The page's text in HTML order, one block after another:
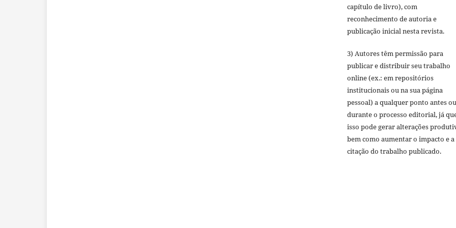
capítulo de livro), com
reconhecimento de autoria e
publicação inicial nesta revista.
3) Autores têm permissão para
publicar e distribuir seu trabalho
online (ex.: em repositórios
institucionais ou na sua página
pessoal) a qualquer ponto antes ou
durante o processo editorial, já
isso pode gerar alterações
bem como aumentar o impacto e a
citação do trabalho publicado.